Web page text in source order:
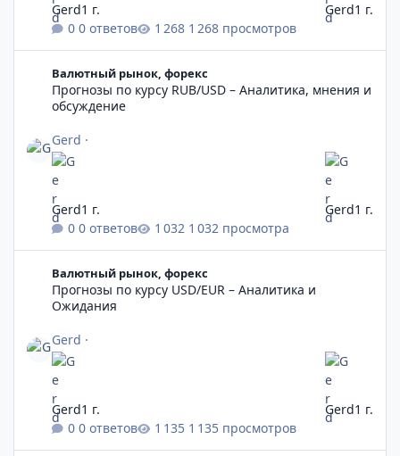
0 ответов 1 268 просмотров
Gerd1 г. Gerd1 г.
Валютный рынок, форекс
Прогнозы по курсу RUB/USD – Аналитика, мнения и
обсуждение
Gerd ·
0 ответов 1 032 просмотра
Gerd1 г. Gerd1 г.
Валютный рынок, форекс
Прогнозы по курсу USD/EUR – Аналитика и
Ожидания
Gerd ·
0 ответов 1 135 просмотров
Gerd1 г. Gerd1 г.